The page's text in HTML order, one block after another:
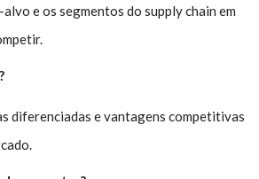
e os segmentos do supply chain em
diferenciadas e vantagens competitivas